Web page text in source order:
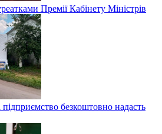
Премії Кабінету Міністрів
підприємство безкоштовно надасть